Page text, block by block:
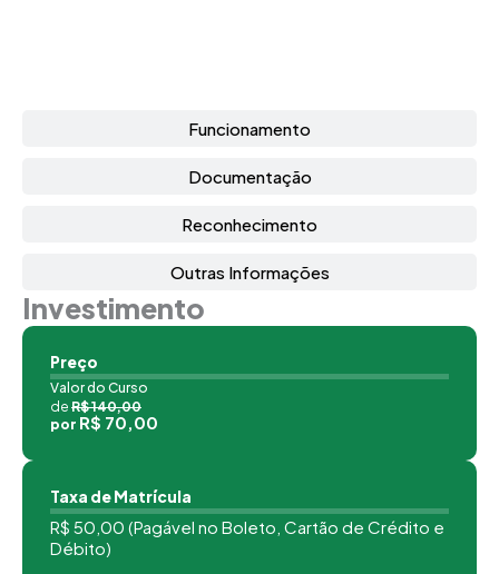
Funcionamento
Documentação
Reconhecimento
Outras Informações
Investimento
Preço
Valor do Curso
de R$ 140,00
por R$ 70,00
Taxa de Matrícula
R$ 50,00 (Pagável no Boleto, Cartão de Crédito e
Débito)